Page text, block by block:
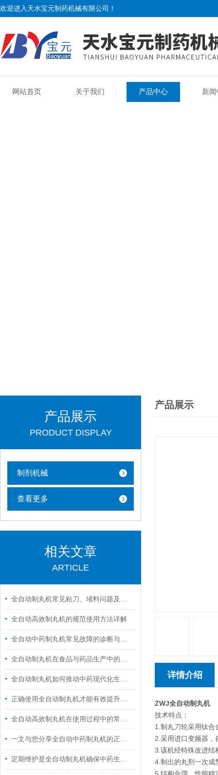
欢迎进入天水宝元制药机械有限公司！
网站首页 关于我们 产品中心 新
产品展示
PRODUCT DISPLAY
制剂机械
查看更多
相关文章
ARTICLE
全自动制丸机常见粘刀、堵料问题及快速解决方案
全自动高效制丸机的规范使用方法详解
全自动中药制丸机常见故障的诊断与解决方法分享
全自动制丸机在食品与药品生产中的跨界应用
全自动制丸机如何推动中药现代化生产？
正确使用全自动制丸机才能有效提升药品生产的质量
全自动高效制丸机在使用过程中的常见问题相应解决方法分享
一文与您分享全自动中药制丸机的正确使用步骤
定期维护是全自动制丸机确保中药生产质量的关键
产品展示
详情介绍
ZWJ全自动制丸机
技术特点：
1.制丸刀轮采用钛合
2.采用进口变频器，
3.该机经特殊改进结
4.制出的丸剂一次成